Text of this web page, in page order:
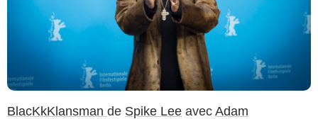
BlacKkKlansman de Spike Lee avec Adam